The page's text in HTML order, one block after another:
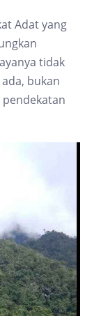
Adat yang
tidak
bukan